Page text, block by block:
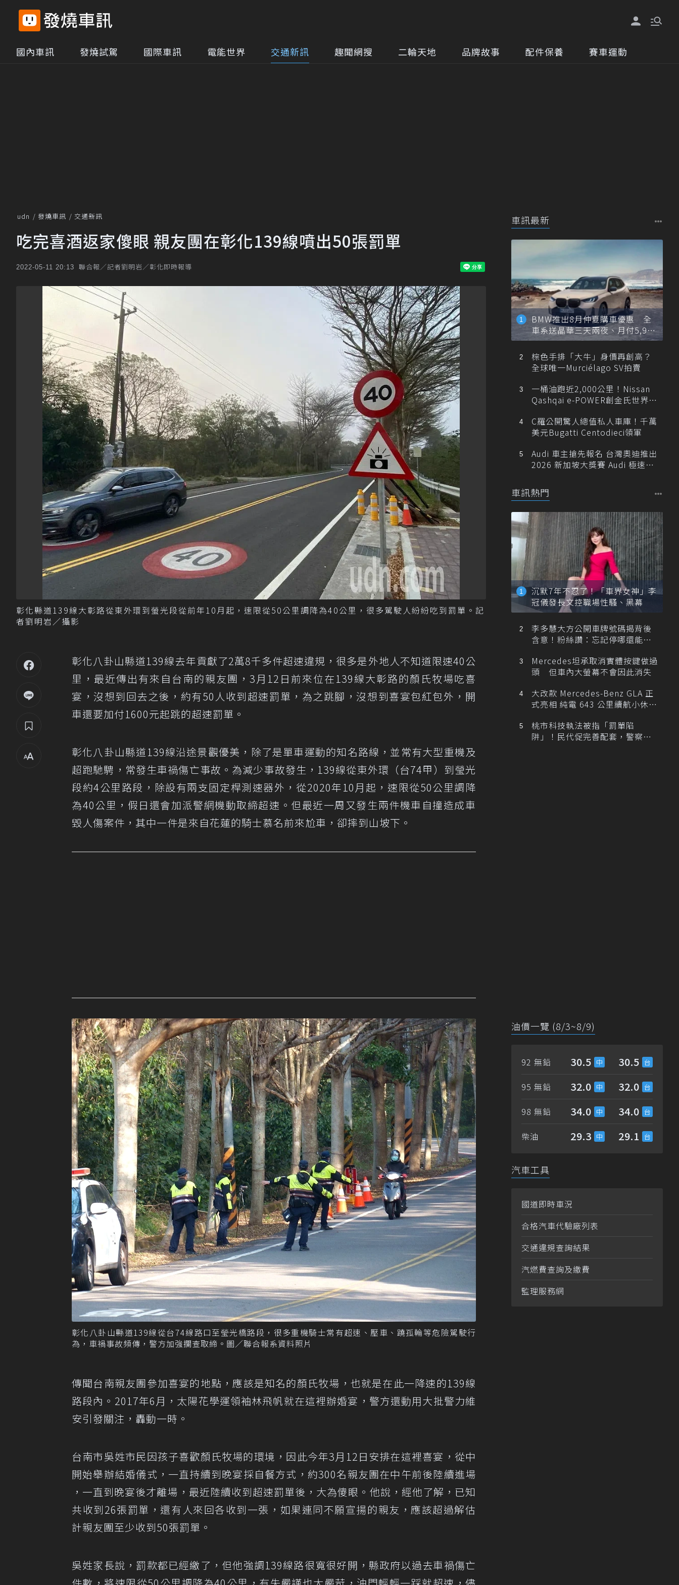
國內車訊 發燒試駕 國際車訊 電能世界 交通新訊 趣聞網搜 二輪天地 品牌故事 配件保養 賽車運動
udn 發燒車訊 交通新訊
吃完喜酒返家傻眼 親友團在彰化139線噴出50張罰單
2022-05-11 20:13 聯合報／記者劉明岩／彰化即時報導
彰化縣道139線大彰路從東外環到螢光段從前年10月起，速限從50公里調降為40公里，很多駕駛人紛紛吃到罰單。記
者劉明岩／攝影
彰化八卦山縣道139線去年貢獻了2萬8千多件超速違規，很多是外地人不知道限速40公
里，最近傳出有來自台南的親友團，3月12日前來位在139線大彰路的顏氏牧場吃喜
宴，沒想到回去之後，約有50人收到超速罰單，為之跳腳，沒想到喜宴包紅包外，開
車還要加付1600元起跳的超速罰單。
彰化八卦山縣道139線沿途景觀優美，除了是單車運動的知名路線，並常有大型重機及
超跑馳騁，常發生車禍傷亡事故。為減少事故發生，139線從東外環（台74甲）到瑩光
段約4公里路段，除設有兩支固定桿測速器外，從2020年10月起，速限從50公里調降
為40公里，假日還會加派警網機動取締超速。但最近一周又發生兩件機車自撞造成車
毀人傷案件，其中一件是來自花蓮的騎士慕名前來尬車，卻摔到山坡下。
彰化八卦山縣道139線從台74線路口至瑩光橋路段，很多重機騎士常有超速、壓車、蹺孤輪等危險駕駛行
為，車禍事故頻傳，警方加強攔查取締。圖／聯合報系資料照片
傳聞台南親友團參加喜宴的地點，應該是知名的顏氏牧場，也就是在此一降速的139線
路段內。2017年6月，太陽花學運領袖林飛帆就在這裡辦婚宴，警方還動用大批警力維
安引發關注，轟動一時。
台南市吳姓市民因孩子喜歡顏氏牧場的環境，因此今年3月12日安排在這裡喜宴，從中
開始舉辦結婚儀式，一直持續到晚宴採自餐方式，約300名親友團在中午前後陸續進場
，一直到晚宴後才離場，最近陸續收到超速罰單後，大為傻眼。他說，經他了解，已知
共收到26張罰單，還有人來回各收到一張，如果連同不願宣揚的親友，應該超過解估
計親友團至少收到50張罰單。
吳姓家長說，罰款都已經繳了，但他強調139線路很寬很好開，縣政府以過去車禍傷亡
車訊最新
BMW推出8月仲夏購車優惠 全
車系送晶華三天兩夜、月付5,900
元起
棕色手排「大牛」身價再創高？
全球唯一Murciélago SV拍賣
一桶油跑近2,000公里！Nissan
Qashqai e-POWER創金氏世界紀
C羅公開驚人總值私人車庫！千萬
美元Bugatti Centodieci領軍
Audi 車主搶先報名 台灣奧迪推出
2026 新加坡大獎賽 Audi 極速之
車訊熱門
沉默7年不忍了！「車界女神」李
冠儀發長文控職場性騷、黑幕
李多慧大方公開車牌號碼揭背後
含意！粉絲讚：忘記停哪還能幫
Mercedes坦承取消實體按鍵做過
頭 但車內大螢幕不會因此消失
大改款 Mercedes-Benz GLA 正
式亮相 純電 643 公里續航小休
桃市科技執法被指「罰單陷
阱」！民代促完善配套，警察局
油價一覽 (8/3~8/9)
92 無鉛 30.5 30.5
95 無鉛 32.0 32.0
98 無鉛 34.0 34.0
柴油 29.3 29.1
汽車工具
國道即時車況
合格汽車代驗廠列表
交通違規查詢結果
汽燃費查詢及繳費
監理服務網